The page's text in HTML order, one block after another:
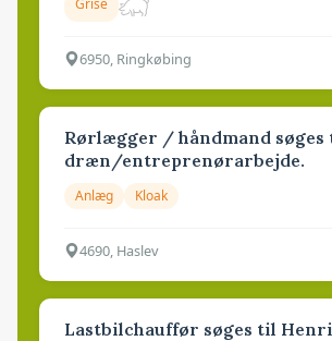
Grise
6950, Ringkøbing
Rørlægger / håndmand søges
dræn/entreprenørarbejde.
Anlæg Kloak
4690, Haslev
Lastbilchauffør søges til